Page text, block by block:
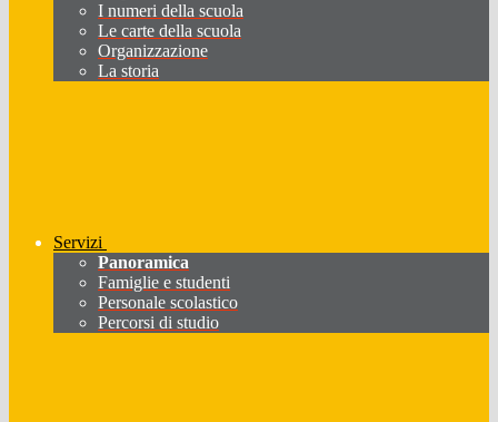
I numeri della scuola
Le carte della scuola
Organizzazione
La storia
Servizi
Panoramica
Famiglie e studenti
Personale scolastico
Percorsi di studio